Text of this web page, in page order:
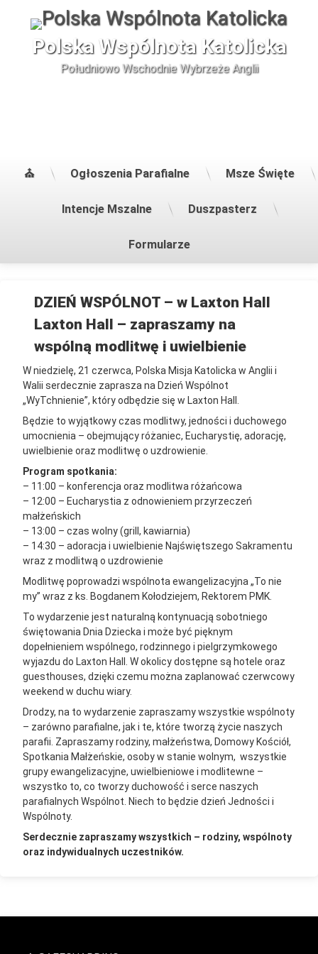
Polska Wspólnota Katolicka
Południowo Wschodnie Wybrzeże Anglii
⛪ Ogłoszenia Parafialne Msze Święte
Intencje Mszalne Duszpasterz
Formularze
DZIEŃ
WSPÓLNOT
Laxton
Hall
Posted on19 April 2026
parafia_admin
Categories:Uncategorised
DZIEŃ WSPÓLNOT – w Laxton Hall
Laxton Hall – zapraszamy na
wspólną modlitwę i uwielbienie
W niedzielę, 21 czerwca, Polska Misja Katolicka w Anglii i
Walii serdecznie zaprasza na Dzień Wspólnot
„WyTchnienie”, który odbędzie się w Laxton Hall.
Będzie to wyjątkowy czas modlitwy, jedności i duchowego
umocnienia – obejmujący różaniec, Eucharystię, adorację,
uwielbienie oraz modlitwę o uzdrowienie.
Program spotkania:
– 11:00 – konferencja oraz modlitwa różańcowa
– 12:00 – Eucharystia z odnowieniem przyrzeczeń
małżeńskich
– 13:00 – czas wolny (grill, kawiarnia)
– 14:30 – adoracja i uwielbienie Najświętszego Sakramentu
wraz z modlitwą o uzdrowienie
Modlitwę poprowadzi wspólnota ewangelizacyjna „To nie
my” wraz z ks. Bogdanem Kołodziejem, Rektorem PMK.
To wydarzenie jest naturalną kontynuacją sobotniego
świętowania Dnia Dziecka i może być pięknym
dopełnieniem wspólnego, rodzinnego i pielgrzymkowego
wyjazdu do Laxton Hall. W okolicy dostępne są hotele oraz
guesthouses, dzięki czemu można zaplanować czerwcowy
weekend w duchu wiary.
Drodzy, na to wydarzenie zapraszamy wszystkie wspólnoty
– zarówno parafialne, jak i te, które tworzą życie naszych
parafii. Zapraszamy rodziny, małżeństwa, Domowy Kościół,
Spotkania Małżeńskie, osoby w stanie wolnym, wszystkie
grupy ewangelizacyjne, uwielbieniowe i modlitewne –
wszystko to, co tworzy duchowość i serce naszych
parafialnych Wspólnot. Niech to będzie dzień Jedności i
Wspólnoty.
Serdecznie zapraszamy wszystkich – rodziny, wspólnoty
oraz indywidualnych uczestników.